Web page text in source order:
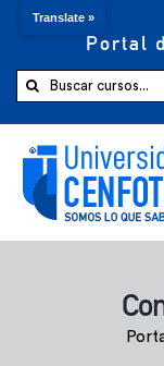
Portal
Buscar:
Comprar ahora
Translate »